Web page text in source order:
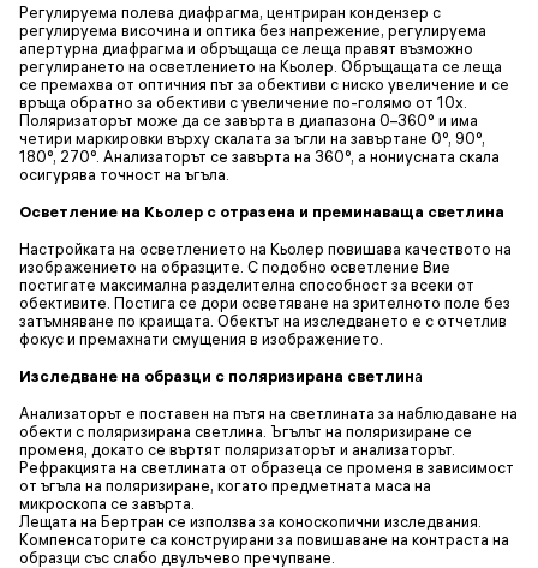
Регулируема полева диафрагма, центриран кондензер с
регулируема височина и оптика без напрежение, регулируема
апертурна диафрагма и обръщаща се леща правят възможно
регулирането на осветлението на Кьолер. Обръщащата се леща
се премахва от оптичния път за обективи с ниско увеличение и се
връща обратно за обективи с увеличение по-голямо от 10x.
Поляризаторът може да се завърта в диапазона 0–360° и има
четири маркировки върху скалата за ъгли на завъртане 0°, 90°,
180°, 270°. Анализаторът се завърта на 360°, а нониусната скала
осигурява точност на ъгъла.
Осветление на Кьолер с отразена и преминаваща светлина
Настройката на осветлението на Кьолер повишава качеството на
изображението на образците. С подобно осветление Вие
постигате максимална разделителна способност за всеки от
обективите. Постига се дори осветяване на зрителното поле без
затъмняване по краищата. Обектът на изследването е с отчетлив
фокус и премахнати смущения в изображението.
Изследване на образци с поляризирана светлина
Анализаторът е поставен на пътя на светлината за наблюдаване на
обекти с поляризирана светлина. Ъгълът на поляризиране се
променя, докато се въртят поляризаторът и анализаторът.
Рефракцията на светлината от образеца се променя в зависимост
от ъгъла на поляризиране, когато предметната маса на
микроскопа се завърта.
Лещата на Бертран се използва за коноскопични изследвания.
Компенсаторите са конструирани за повишаване на контраста на
образци със слабо двулъчево пречупване.